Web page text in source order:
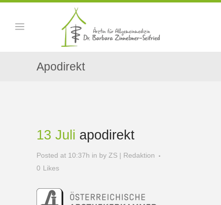
Apodirekt
13 Juli apodirekt
Posted at 10:37h in by ZS | Redaktion
0 Likes